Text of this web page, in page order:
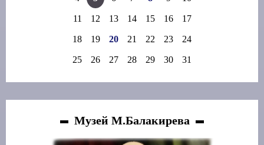
11 12 13 14 15 16 17
18 19 20 21 22 23 24
25 26 27 28 29 30 31
Музей М.Балакирева